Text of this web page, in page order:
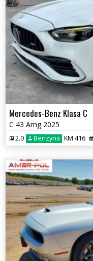
Mercedes-Benz Klasa C
C 43 Amg 2025
2.0 Benzyna KM 416